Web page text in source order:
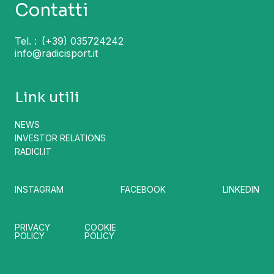
Contatti
Tel. : (+39) 035724242
info@radicisport.it
Link utili
NEWS
INVESTOR RELATIONS
RADICI.IT
INSTAGRAM FACEBOOK LINKEDIN
PRIVACY
POLICY
COOKIE
POLICY